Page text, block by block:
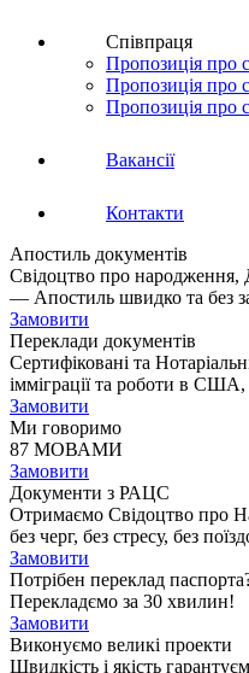
Співпраця
Пропозиція про
Пропозиція про
Пропозиція про
Вакансії
Контакти
Апостиль документів
Свідоцтво про народження,
— Апостиль швидко та без
Замовити
Переклади документів
Сертифіковані та
імміграції та роботи в США,
Замовити
Ми говоримо
87 МОВАМИ
Замовити
Документи з РАЦС
Отримаємо Свідоцтво про
без черг, без стресу, без
Замовити
Потрібен переклад
Перекладємо за 30 хвилин!
Замовити
Виконуємо великі проекти
Швидкість і якість